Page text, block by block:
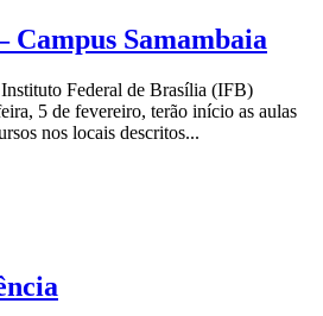
Campus Samambaia
Federal de Brasília (IFB)
5 de fevereiro, terão início as aulas
nos locais descritos...